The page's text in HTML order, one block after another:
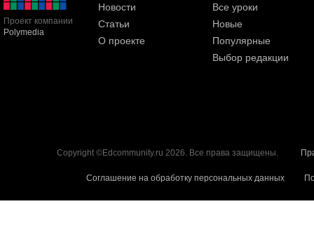
Проект компании
Polymedia
Новости
Статьи
О проекте
Все уроки
Новые
Популярные
Выбор редакции
Copyright ©Edcommunity.ru 2026. Все права защищены.
Соглашение на обработку персональных данных